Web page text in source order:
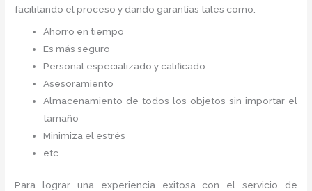
facilitando el proceso y dando garantías tales como:
Ahorro en tiempo
Es más seguro
Personal especializado y calificado
Asesoramiento
Almacenamiento de todos los objetos sin importar el
tamaño
Minimiza el estrés
etc
Para lograr una experiencia exitosa con el servicio de